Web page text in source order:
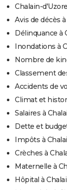
Chalain-d'Uzore
Avis de décès
Délinquance à
Inondations à
Nombre de
Classement
Accidents de
Climat et
Salaires à
Dette et
Impôts à
Crèches à
Maternelle à
Hôpital à